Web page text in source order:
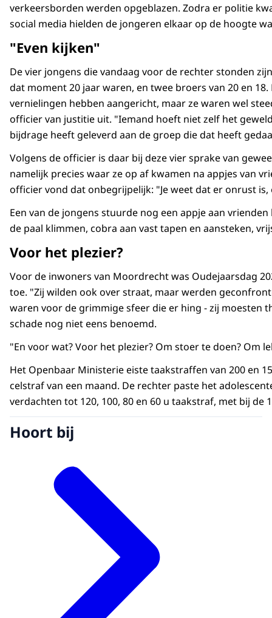
verkeersborden werden opgeblazen. Zodra er politie
social media hielden de jongeren elkaar op de hoogte
"Even kijken"
De vier jongens die vandaag voor de rechter stonden
dat moment 20 jaar waren, en twee broers van 20 en
vernielingen hebben aangericht, maar ze waren wel
officier van justitie uit. "Iemand hoeft niet zelf het
bijdrage heeft geleverd aan de groep die dat heeft
Volgens de officier is daar bij deze vier sprake van
namelijk precies waar ze op af kwamen na appjes van
officier vond dat onbegrijpelijk: "Je weet dat er onrust
Een van de jongens stuurde nog een appje aan
de paal klimmen, cobra aan vast tapen en aansteken,
Voor het plezier?
Voor de inwoners van Moordrecht was Oudejaarsdag
toe. "Zij wilden ook over straat, maar werden
waren voor de grimmige sfeer die er hing - zij moesten
schade nog niet eens benoemd.
"En voor wat? Voor het plezier? Om stoer te doen? Om
Het Openbaar Ministerie eiste taakstraffen van 200 en
celstraf van een maand. De rechter paste het
verdachten tot 120, 100, 80 en 60 u taakstraf, met bij
Hoort bij